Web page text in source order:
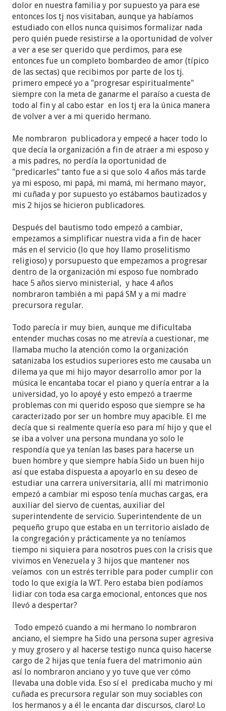
dolor en nuestra familia y por supuesto ya para ese
entonces los tj nos visitaban, aunque ya habíamos
estudiado con ellos nunca quisimos formalizar nada
pero quién puede resistirse a la oportunidad de volver
a ver a ese ser querido que perdimos, para ese
entonces fue un completo bombardeo de amor (típico
de las sectas) que recibimos por parte de los tj.
primero empecé yo a "progresar espiritualmente"
siempre con la meta de ganarme el paraíso a cuesta de
todo al fin y al cabo estar en los tj era la única manera
de volver a ver a mi querido hermano.
Me nombraron publicadora y empecé a hacer todo lo
que decía la organización a fin de atraer a mi esposo y
a mis padres, no perdía la oportunidad de
"predicarles" tanto fue a si que solo 4 años más tarde
ya mi esposo, mi papá, mi mamá, mi hermano mayor,
mi cuñada y por supuesto yo estábamos bautizados y
mis 2 hijos se hicieron publicadores.
Después del bautismo todo empezó a cambiar,
empezamos a simplificar nuestra vida a fin de hacer
más en el servicio (lo que hoy llamo proselitismo
religioso) y porsupuesto que empezamos a progresar
dentro de la organización mi esposo fue nombrado
hace 5 años siervo ministerial, y hace 4 años
nombraron también a mi papá SM y a mi madre
precursora regular.
Todo parecía ir muy bien, aunque me dificultaba
entender muchas cosas no me atrevía a cuestionar, me
llamaba mucho la atención como la organización
satanizaba los estudios superiores esto me causaba un
dilema ya que mi hijo mayor desarrollo amor por la
música le encantaba tocar el piano y quería entrar a la
universidad, yo lo apoyé y esto empezó a traerme
problemas con mi querido esposo que siempre se ha
caracterizado por ser un hombre muy apacible. El me
decía que si realmente quería eso para mí hijo y que el
se iba a volver una persona mundana yo solo le
respondía que ya tenían las bases para hacerse un
buen hombre y que siempre había Sido un buen hijo
así que estaba dispuesta a apoyarlo en su deseo de
estudiar una carrera universitaria, allí mi matrimonio
empezó a cambiar mi esposo tenía muchas cargas, era
auxiliar del siervo de cuentas, auxiliar del
superintendente de servicio. Superintendente de un
pequeño grupo que estaba en un territorio aislado de
la congregación y prácticamente ya no teníamos
tiempo ni siquiera para nosotros pues con la crisis que
vivimos en Venezuela y 3 hijos que mantener nos
veíamos con un estrés terrible para poder cumplir con
todo lo que exigía la WT. Pero estaba bien podíamos
lidiar con toda esa carga emocional, entonces que nos
llevó a despertar?
Todo empezó cuando a mi hermano lo nombraron
anciano, el siempre ha Sido una persona super agresiva
y muy grosero y al hacerse testigo nunca quiso hacerse
cargo de 2 hijas que tenía fuera del matrimonio aún
así lo nombraron anciano y yo tuve que ver cómo
llevaba una doble vida. Eso sí el predicaba mucho y mi
cuñada es precursora regular son muy sociables con
los hermanos y a él le encanta dar discursos, claro! Lo